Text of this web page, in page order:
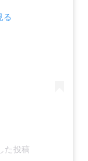
る
た投稿